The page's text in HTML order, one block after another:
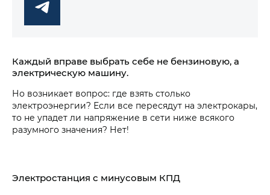
Каждый вправе выбрать себе не бензиновую, а
электрическую машину.
Но возникает вопрос: где взять столько
электроэнергии? Если все пересядут на электрокары,
то не упадет ли напряжение в сети ниже всякого
разумного значения? Нет!
Электростанция с минусовым КПД